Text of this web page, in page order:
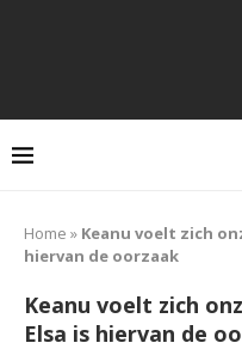
Home » Keanu voelt zich
hiervan de oorzaak
Keanu voelt zich
Elsa is hiervan de